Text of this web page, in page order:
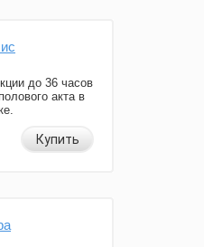
до 36 часов
акта в
Купить